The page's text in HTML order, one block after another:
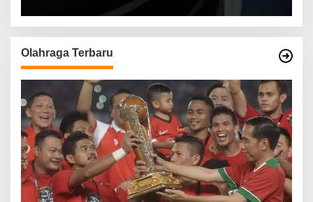
Olahraga Terbaru